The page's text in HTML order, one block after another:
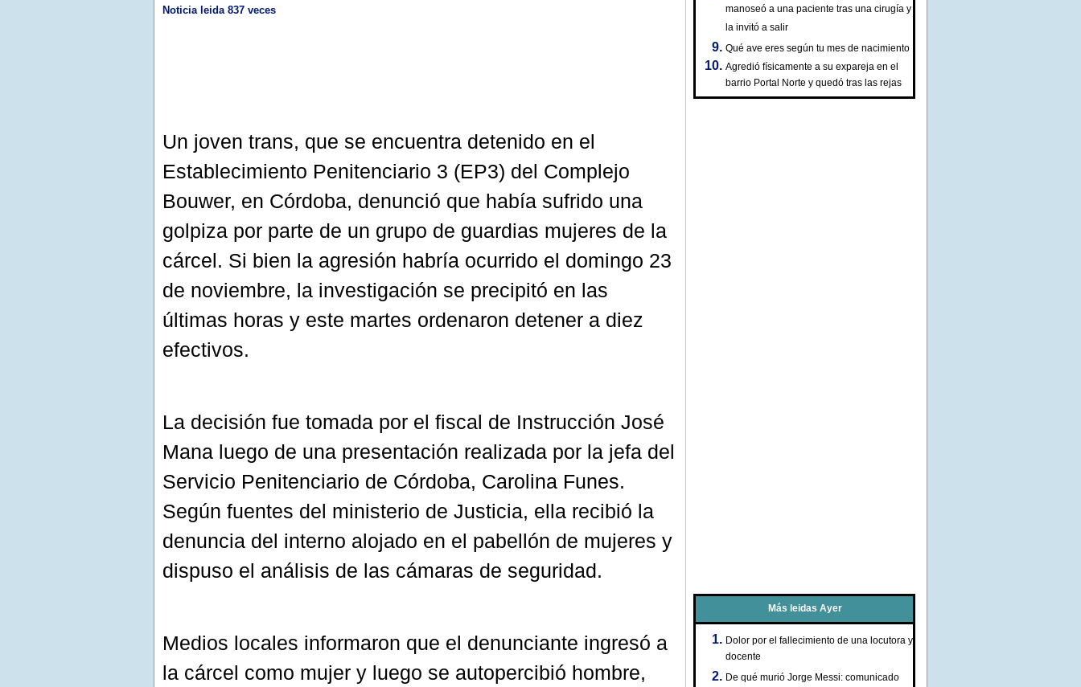
Noticia leida 837 veces
Un joven trans, que se encuentra detenido en el
Establecimiento Penitenciario 3 (EP3) del Complejo
Bouwer, en Córdoba, denunció que había sufrido una
golpiza por parte de un grupo de guardias mujeres de la
cárcel. Si bien la agresión habría ocurrido el domingo 23
de noviembre, la investigación se precipitó en las
últimas horas y este martes ordenaron detener a diez
efectivos.
La decisión fue tomada por el fiscal de Instrucción José
Mana luego de una presentación realizada por la jefa del
Servicio Penitenciario de Córdoba, Carolina Funes.
Según fuentes del ministerio de Justicia, ella recibió la
denuncia del interno alojado en el pabellón de mujeres y
dispuso el análisis de las cámaras de seguridad.
Medios locales informaron que el denunciante ingresó a
la cárcel como mujer y luego se autopercibió hombre,
manoseó a una paciente tras una cirugía y
la invitó a salir
Qué ave eres según tu mes de nacimiento
Agredió físicamente a su expareja en el
barrio Portal Norte y quedó tras las rejas
Más leidas Ayer
Dolor por el fallecimiento de una locutora y
docente
De qué murió Jorge Messi: comunicado